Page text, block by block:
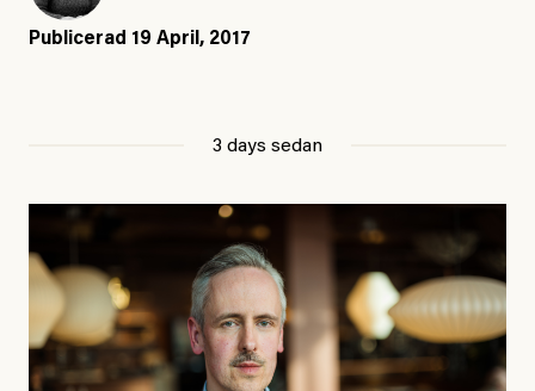
Publicerad 19 April, 2017
3 days sedan